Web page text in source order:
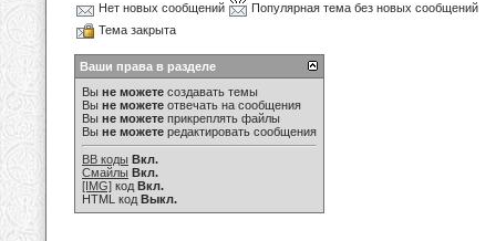
Нет новых сообщений
Популярная тема без новых сообщений
Тема закрыта
Ваши права в разделе
Вы не можете создавать темы
Вы не можете отвечать на сообщения
Вы не можете прикреплять файлы
Вы не можете редактировать сообщения
BB коды Вкл.
Смайлы Вкл.
[IMG] код Вкл.
HTML код Выкл.